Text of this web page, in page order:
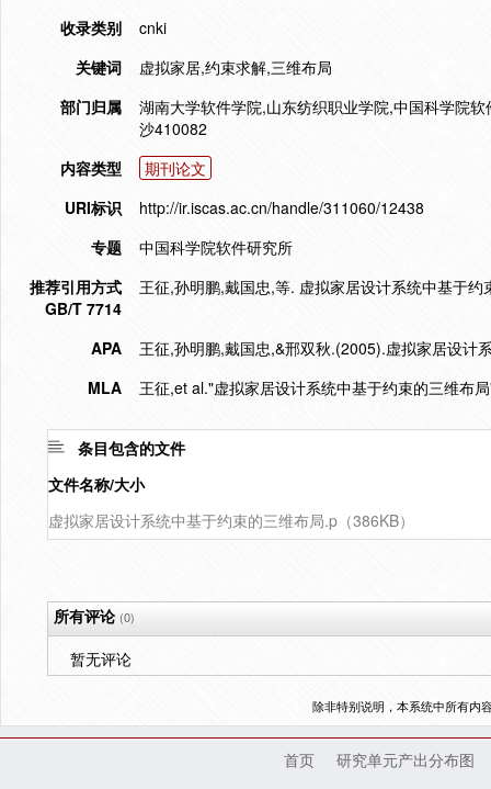
收录类别
cnki
关键词
虚拟家居,约束求解,三维布局
部门归属
湖南大学软件学院,山东纺织职业学院,中国科学院
沙410082
内容类型
期刊论文
URI标识
http://ir.iscas.ac.cn/handle/311060/12438
专题
中国科学院软件研究所
推荐引用方式
GB/T 7714
王征,孙明鹏,戴国忠,等. 虚拟家居设计系统中基于
APA
王征,孙明鹏,戴国忠,&邢双秋.(2005).虚拟家居设计
MLA
王征,et al."虚拟家居设计系统中基于约束的三维布
条目包含的文件
文件名称/大小
虚拟家居设计系统中基于约束的三维布局.p（386KB）
所有评论(0)
暂无评论
除非特别说明，本系统中所有内
首页
研究单元产出分布图